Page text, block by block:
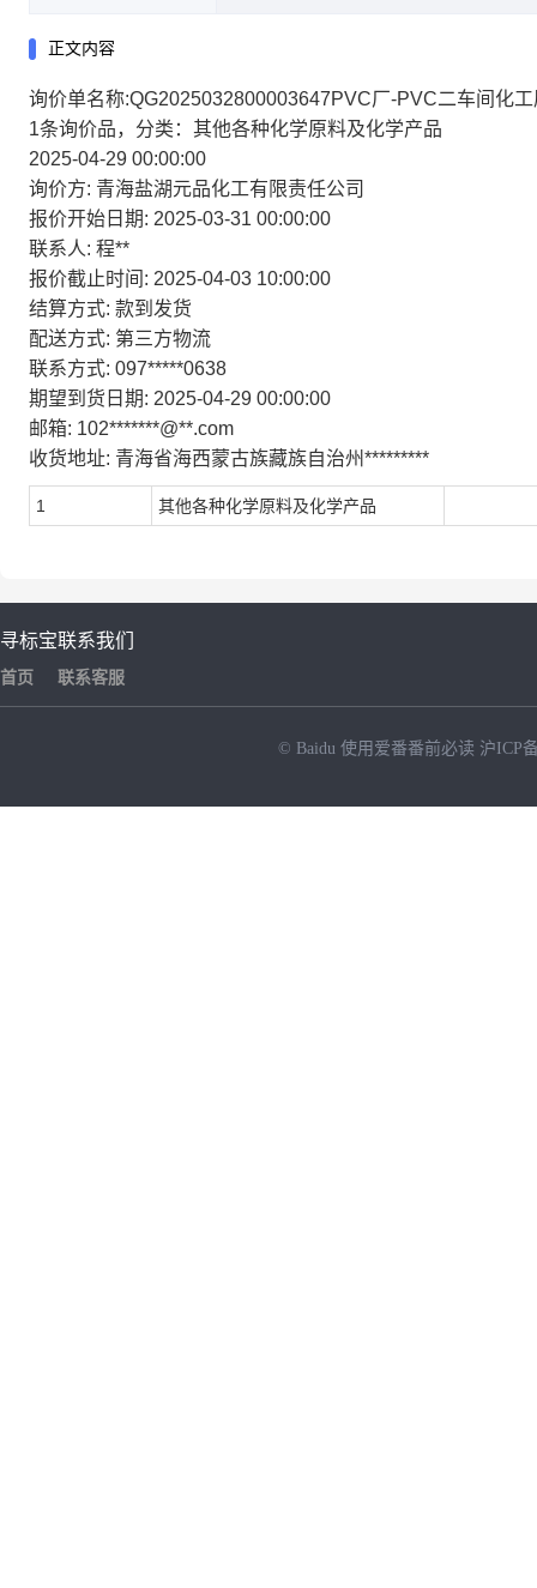
正文内容
询价单名称:QG2025032800003647PVC厂-PVC二车间化
1条询价品，分类：其他各种化学原料及化学产品
2025-04-29 00:00:00
询价方: 青海盐湖元品化工有限责任公司
报价开始日期: 2025-03-31 00:00:00
联系人: 程**
报价截止时间: 2025-04-03 10:00:00
结算方式: 款到发货
配送方式: 第三方物流
联系方式: 097*****0638
期望到货日期: 2025-04-29 00:00:00
邮箱: 102*******@**.com
收货地址: 青海省海西蒙古族藏族自治州*********
1 其他各种化学原料及化学产品
寻标宝
首页
联系我们
联系客服
© Baidu 使用爱番番前必读 沪ICP